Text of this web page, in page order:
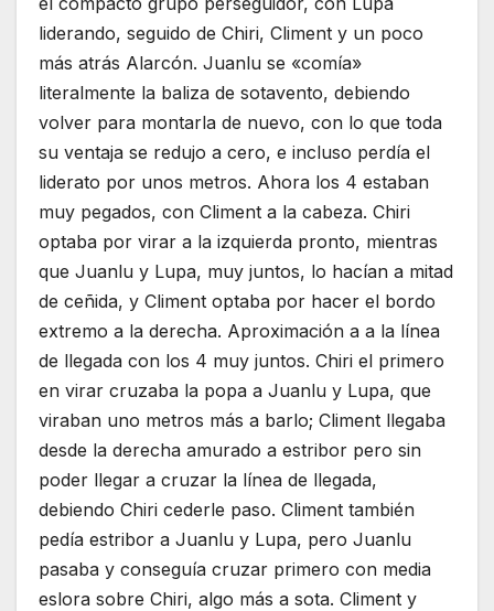
liderando, seguido de Chiri, Climent y un poco
más atrás Alarcón. Juanlu se «comía»
literalmente la baliza de sotavento, debiendo
volver para montarla de nuevo, con lo que toda
su ventaja se redujo a cero, e incluso perdía el
liderato por unos metros. Ahora los 4 estaban
muy pegados, con Climent a la cabeza. Chiri
optaba por virar a la izquierda pronto, mientras
que Juanlu y Lupa, muy juntos, lo hacían a mitad
de ceñida, y Climent optaba por hacer el bordo
extremo a la derecha. Aproximación a a la línea
de llegada con los 4 muy juntos. Chiri el primero
en virar cruzaba la popa a Juanlu y Lupa, que
viraban uno metros más a barlo; Climent llegaba
desde la derecha amurado a estribor pero sin
poder llegar a cruzar la línea de llegada,
debiendo Chiri cederle paso. Climent también
pedía estribor a Juanlu y Lupa, pero Juanlu
pasaba y conseguía cruzar primero con media
eslora sobre Chiri, algo más a sota. Climent y